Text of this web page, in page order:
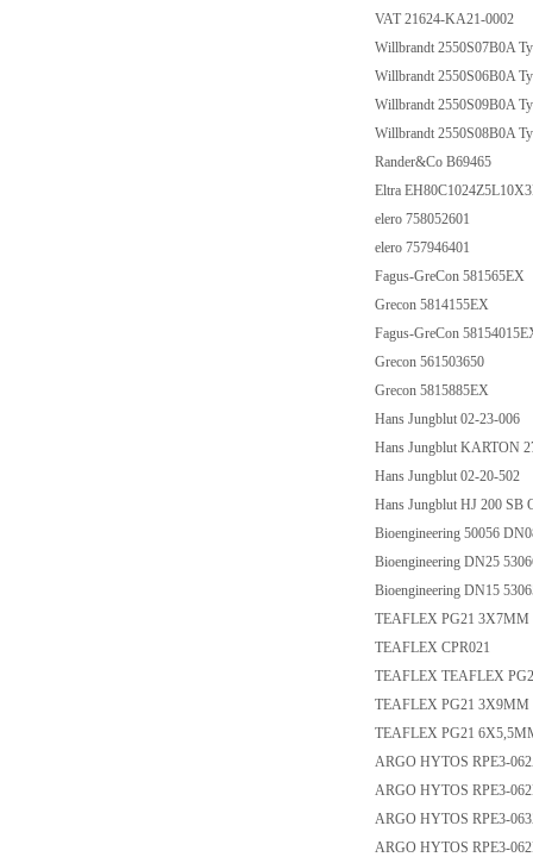
VAT 21624-KA21-0002
Willbrandt 2550S07B0A
Willbrandt 2550S06B0A
Willbrandt 2550S09B0A
Willbrandt 2550S08B0A
Rander&Co B69465
Eltra
elero 758052601
elero 757946401
Fagus-GreCon 581565EX
Grecon 5814155EX
Fagus-GreCon
Grecon 561503650
Grecon 5815885EX
Hans Jungblut 02-23-006
Hans Jungblut KARTON
Hans Jungblut 02-20-502
Hans Jungblut HJ 200 SB
Bioengineering 50056
Bioengineering DN25
Bioengineering DN15
TEAFLEX PG21
TEAFLEX CPR021
TEAFLEX TEAFLEX
TEAFLEX PG21
TEAFLEX PG21
ARGO HYTOS RPE3-
ARGO HYTOS RPE3-
ARGO HYTOS RPE3-
ARGO HYTOS RPE3-